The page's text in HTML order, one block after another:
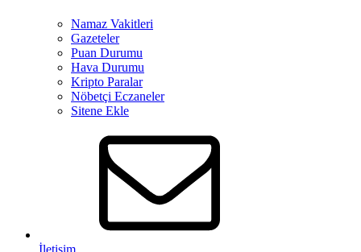
Namaz Vakitleri
Gazeteler
Puan Durumu
Hava Durumu
Kripto Paralar
Nöbetçi Eczaneler
Sitene Ekle
İletişim